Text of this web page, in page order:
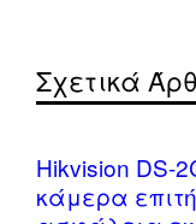
Σχετικά
Hikvision DS-
κάμερα